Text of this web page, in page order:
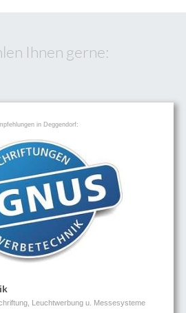
Ihnen gerne:
in Deggendorf:
Leuchtwerbung u. Messesysteme